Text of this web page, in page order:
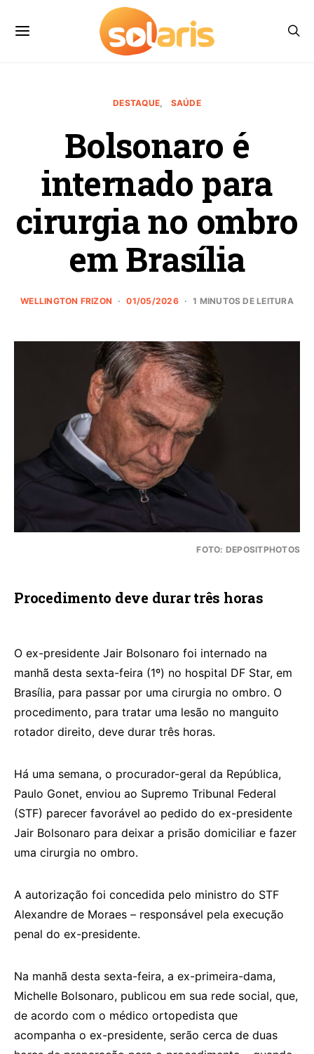
DESTAQUE SAÚDE
Bolsonaro é
internado para
cirurgia no ombro
em Brasília
WELLINGTON FRIZON 01/05/2026 1 MINUTOS DE LEITURA
FOTO: DEPOSITPHOTOS
Procedimento deve durar três horas
O ex-presidente Jair Bolsonaro foi internado na
manhã desta sexta-feira (1º) no hospital DF Star, em
Brasília, para passar por uma cirurgia no ombro. O
procedimento, para tratar uma lesão no manguito
rotador direito, deve durar três horas.
Há uma semana, o procurador-geral da República,
Paulo Gonet, enviou ao Supremo Tribunal Federal
(STF) parecer favorável ao pedido do ex-presidente
Jair Bolsonaro para deixar a prisão domiciliar e fazer
uma cirurgia no ombro.
A autorização foi concedida pelo ministro do STF
Alexandre de Moraes – responsável pela execução
penal do ex-presidente.
Na manhã desta sexta-feira, a ex-primeira-dama,
Michelle Bolsonaro, publicou em sua rede social, que,
de acordo com o médico ortopedista que
acompanha o ex-presidente, serão cerca de duas